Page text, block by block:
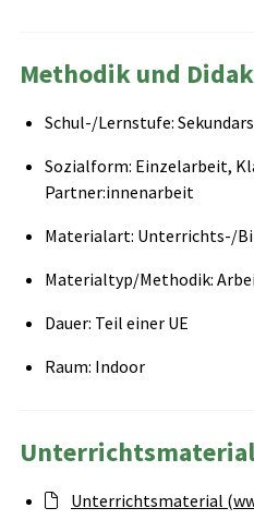
Methodik und
Schul-/Lernstufe:
Sozialform: Einzelarbeit,
Partner:innenarbeit
Materialart: Unterrichts-/
Materialtyp/Methodik:
Dauer: Teil einer UE
Raum: Indoor
Unterrichtsmaterial